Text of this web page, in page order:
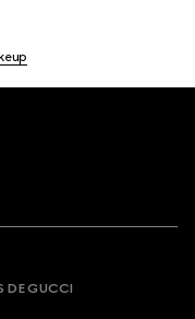
DE GUCCI